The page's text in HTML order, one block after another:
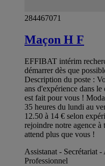
284467071
Maçon H F
EFFIBAT intérim
démarrer dès que
Description du poste :
ans d'expérience dans
est fait pour vous !
35 heures du lundi au
12.50 à 14 € selon
rejoindre notre agence
attend plus que vous !
Assistanat - Secrétariat
Professionnel